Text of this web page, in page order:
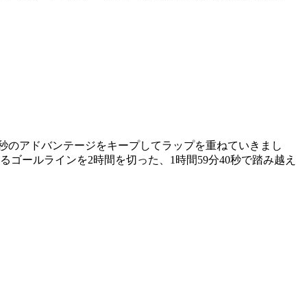
のアドバンテージをキープしてラップを重ねていきまし
ールラインを2時間を切った、1時間59分40秒で踏み越え